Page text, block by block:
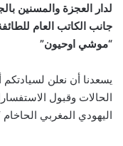
لدار العجزة والمسنين
جانب الكاتب العام
“موشي اوحيون”
يسعدنا أن نعلن
الحالات وقبول
اليهودي المغربي